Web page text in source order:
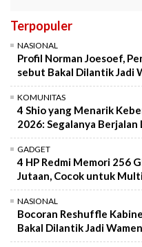
Terpopuler
NASIONAL
Profil Norman Joesoef,
sebut Bakal Dilantik Jadi
KOMUNITAS
4 Shio yang Menarik
2026: Segalanya Berjalan
GADGET
4 HP Redmi Memori 256
Jutaan, Cocok untuk
NASIONAL
Bocoran Reshuffle
Bakal Dilantik Jadi